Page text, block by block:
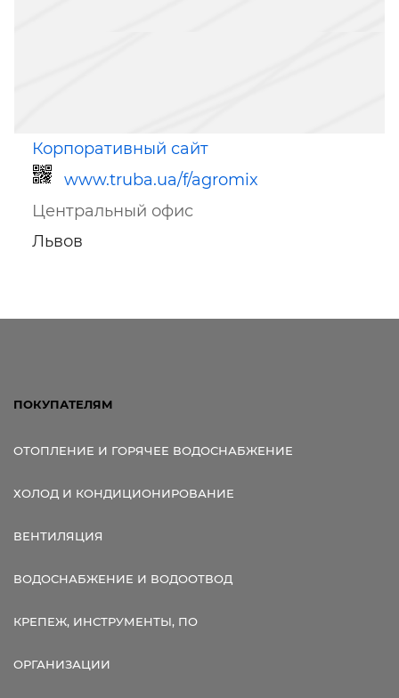
Корпоративный сайт
www.truba.ua/f/agromix
Центральный офис
Львов
ПОКУПАТЕЛЯМ
ОТОПЛЕНИЕ И ГОРЯЧЕЕ ВОДОСНАБЖЕНИЕ
ХОЛОД И КОНДИЦИОНИРОВАНИЕ
ВЕНТИЛЯЦИЯ
ВОДОСНАБЖЕНИЕ И ВОДООТВОД
КРЕПЕЖ, ИНСТРУМЕНТЫ, ПО
ОРГАНИЗАЦИИ